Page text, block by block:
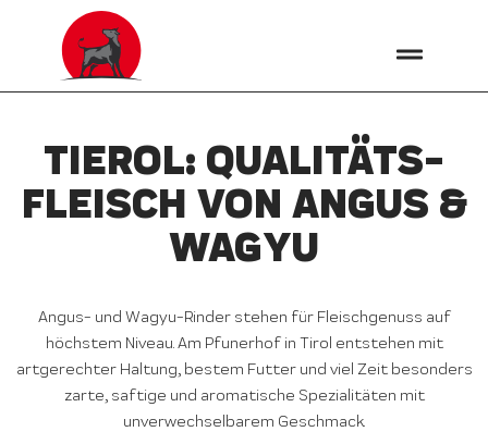
TIEROL: QUALITÄTS­
FLEISCH VON ANGUS &
WAGYU
Angus- und Wagyu-Rinder stehen für Fleischgenuss auf
höchstem Niveau. Am Pfunerhof in Tirol entstehen mit
artgerechter Haltung, bestem Futter und viel Zeit besonders
zarte, saftige und aromatische Spezialitäten mit
unverwechselbarem Geschmack.